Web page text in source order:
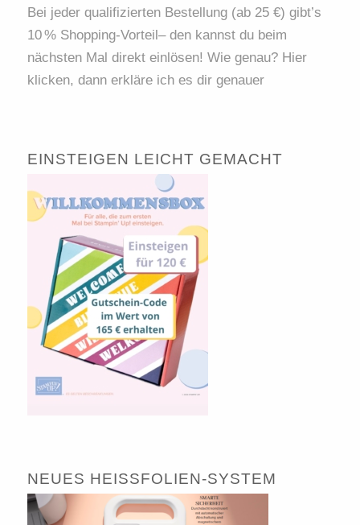
Bei jeder qualifizierten Bestellung (ab 25 €) gibt’s
10 % Shopping-Vorteil– den kannst du beim
nächsten Mal direkt einlösen! Wie genau? Hier
klicken, dann erkläre ich es dir genauer
EINSTEIGEN LEICHT GEMACHT
NEUES HEISSFOLIEN-SYSTEM